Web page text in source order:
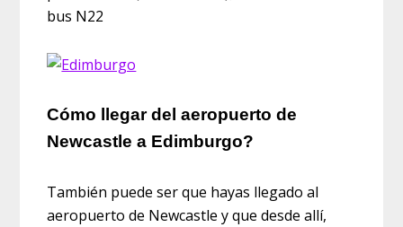
bus N22
Cómo llegar del aeropuerto de
Newcastle a Edimburgo?
También puede ser que hayas llegado al
aeropuerto de Newcastle y que desde allí,